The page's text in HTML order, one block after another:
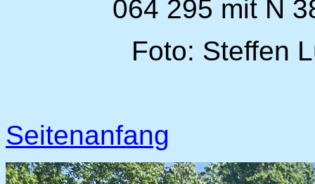
064 295 mit N
Foto: Steffen
Seitenanfang